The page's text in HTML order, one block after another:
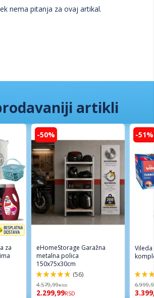
nema pitanja za ovaj artikal.
artikli
za
-50%
eHomeStorage Garažna
metalna polica
150x75x30cm
96%
(56)
4.579,99RSD
2.299,99RSD
-51%
92%